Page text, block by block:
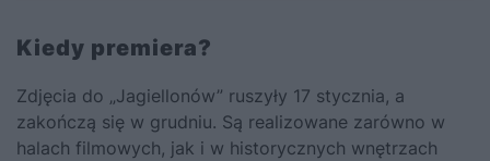
Kiedy premiera?
Zdjęcia do „Jagiellonów” ruszyły 17 stycznia, a
zakończą się w grudniu. Są realizowane zarówno w
halach filmowych, jak i w historycznych wnętrzach